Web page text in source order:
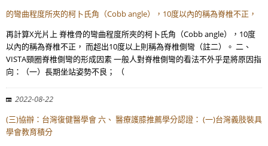
的彎曲程度所夾的柯卜氏角（Cobb angle），10度以內的稱為脊椎不正，
再計算X光片上 脊椎骨的彎曲程度所夾的柯卜氏角（Cobb angle），10度
以內的稱為脊椎不正， 而超出10度以上則稱為脊椎側彎（註二）。 二、
VISTA頸圈脊椎側彎的形成因素 一般人對脊椎側彎的看法不外乎是將原因指
向：（一）長期坐站姿勢不良； （
2022-08-22
(三)協辦：台灣復健醫學會 六、 醫療護膝推薦學分認證： (一)台灣義肢裝具
學會教育積分